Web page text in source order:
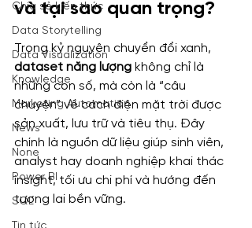
Chia sẻ kiến thức
Data Storytelling
Data Visualization
Knowledge
Marketing Automation
News
None
Power BI
SQL
và tại sao quan trọng?
Trong kỷ nguyên chuyển đổi xanh,
dataset năng lượng không chỉ là
những con số, mà còn là “câu
chuyện” về cách điện mặt trời được
sản xuất, lưu trữ và tiêu thụ. Đây
chính là nguồn dữ liệu giúp sinh viên,
analyst hay doanh nghiệp khai thác
insight, tối ưu chi phí và hướng đến
tương lai bền vững.